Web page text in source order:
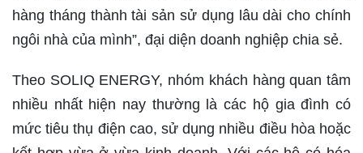
hàng tháng thành tài sản sử dụng lâu dài cho chính
ngôi nhà của mình”, đại diện doanh nghiệp chia sẻ.
Theo SOLIQ ENERGY, nhóm khách hàng quan tâm
nhiều nhất hiện nay thường là các hộ gia đình có
mức tiêu thụ điện cao, sử dụng nhiều điều hòa hoặc